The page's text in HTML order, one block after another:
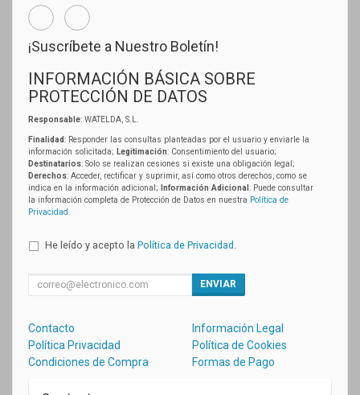
¡Suscríbete a Nuestro Boletín!
INFORMACIÓN BÁSICA SOBRE
PROTECCIÓN DE DATOS
Responsable: WATELDA, S.L.
Finalidad: Responder las consultas planteadas por el usuario y enviarle la
información solicitada; Legitimación: Consentimiento del usuario;
Destinatarios: Solo se realizan cesiones si existe una obligación legal;
Derechos: Acceder, rectificar y suprimir, así como otros derechos, como se
indica en la información adicional;
Información Adicional : Puede consultar
la información completa de Protección de Datos en nuestra Política de
Privacidad
He leído y acepto la Política de Privacidad
ENVIAR
Contacto
Información Legal
Política Privacidad
Política de Cookies
Condiciones de Compra
Formas de Pago